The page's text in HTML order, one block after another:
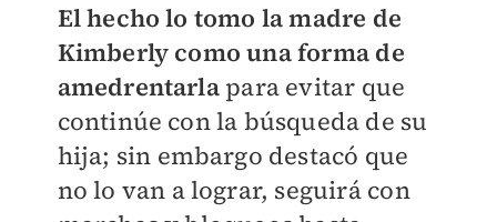
El hecho lo tomo la madre de
Kimberly como una forma de
amedrentarlapara evitar que
continúe con la búsqueda de su
hija; sin embargo destacó que
no lo van a lograr, seguirá con